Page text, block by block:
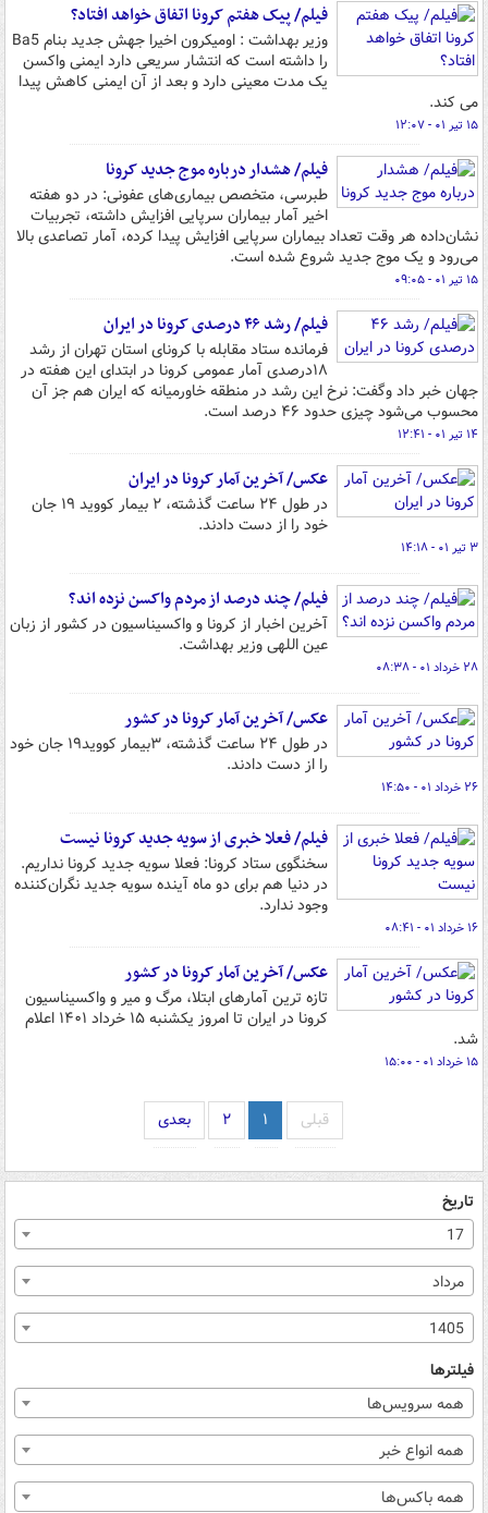
فیلم/ پیک هفتم کرونا اتفاق خواهد افتاد؟
وزیر بهداشت : اومیکرون اخیرا جهش جدید بنام Ba5
را داشته است که انتشار سریعی دارد ایمنی واکسن
یک مدت معینی دارد و بعد از آن ایمنی کاهش پیدا
می کند.
۱۵ تیر ۰۱ - ۱۲:۰۷
فیلم/ هشدار درباره موج جدید کرونا
طبرسی، متخصص بیماری‌های عفونی: در دو هفته
اخیر آمار بیماران سرپایی افزایش داشته، تجربیات
نشان‌داده هر وقت تعداد بیماران سرپایی افزایش پیدا کرده، آمار تصاعدی بالا
می‌رود و یک موج جدید شروع شده است.
۱۵ تیر ۰۱ - ۰۹:۰۵
فیلم/ رشد ۴۶ درصدی کرونا در ایران
فرمانده ستاد مقابله با کرونای استان تهران از رشد
۱۸درصدی آمار عمومی کرونا در ابتدای این هفته در
جهان خبر داد وگفت: نرخ این رشد در منطقه خاورمیانه که ایران هم جز آن
محسوب می‌شود چیزی حدود ۴۶ درصد است.
۱۴ تیر ۰۱ - ۱۲:۴۱
عکس/ آخرین آمار کرونا در ایران
در طول ۲۴ ساعت گذشته، ۲ بیمار کووید ۱۹ جان
خود را از دست دادند.
۳ تیر ۰۱ - ۱۴:۱۸
فیلم/ چند درصد از مردم واکسن نزده اند؟
آخرین اخبار از کرونا و واکسیناسیون در کشور از زبان
عین اللهی وزیر بهداشت.
۲۸ خرداد ۰۱ - ۰۸:۳۸
عکس/ آخرین آمار کرونا در کشور
در طول ۲۴ ساعت گذشته، ۳بیمار کووید۱۹ جان خود
را از دست دادند.
۲۶ خرداد ۰۱ - ۱۴:۵۰
فیلم/ فعلا خبری از سویه جدید کرونا نیست
سخنگوی ستاد کرونا: فعلا سویه جدید کرونا نداریم.
در دنیا هم برای دو ماه آینده سویه جدید نگران‌کننده
وجود ندارد.
۱۶ خرداد ۰۱ - ۰۸:۴۱
عکس/ آخرین آمار کرونا در کشور
تازه ترین آمارهای ابتلا، مرگ و میر و واکسیناسیون
کرونا در ایران تا امروز یکشنبه ۱۵ خرداد ۱۴۰۱ اعلام
شد.
۱۵ خرداد ۰۱ - ۱۵:۰۰
قبلی ۱ ۲ بعدی
تاریخ
17
مرداد
1405
فیلترها
همه سرویس‌ها
همه انواع خبر
همه باکس‌ها